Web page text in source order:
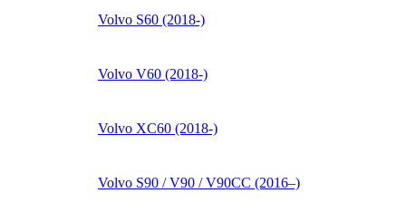
Volvo S60 (2018-)
Volvo V60 (2018-)
Volvo XC60 (2018-)
Volvo S90 / V90 / V90CC (2016–)